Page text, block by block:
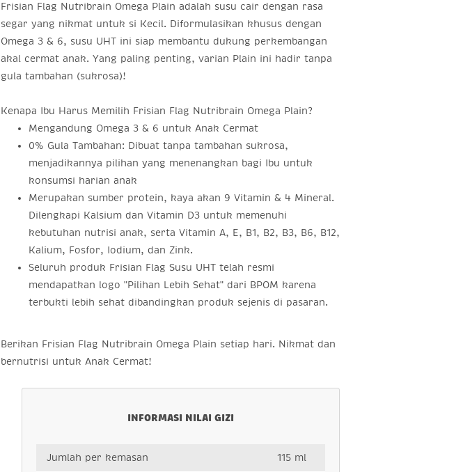
Frisian Flag Nutribrain Omega Plain adalah susu cair dengan rasa
segar yang nikmat untuk si Kecil. Diformulasikan khusus dengan
Omega 3 & 6, susu UHT ini siap membantu dukung perkembangan
akal cermat anak. Yang paling penting, varian Plain ini hadir tanpa
gula tambahan (sukrosa)!
Kenapa Ibu Harus Memilih Frisian Flag Nutribrain Omega Plain?
Mengandung Omega 3 & 6 untuk Anak Cermat
0% Gula Tambahan: Dibuat tanpa tambahan sukrosa,
menjadikannya pilihan yang menenangkan bagi Ibu untuk
konsumsi harian anak
Merupakan sumber protein, kaya akan 9 Vitamin & 4 Mineral.
Dilengkapi Kalsium dan Vitamin D3 untuk memenuhi
kebutuhan nutrisi anak, serta Vitamin A, E, B1, B2, B3, B6, B12,
Kalium, Fosfor, Iodium, dan Zink.
Seluruh produk Frisian Flag Susu UHT telah resmi
mendapatkan logo "Pilihan Lebih Sehat" dari BPOM karena
terbukti lebih sehat dibandingkan produk sejenis di pasaran.
Berikan Frisian Flag Nutribrain Omega Plain setiap hari. Nikmat dan
bernutrisi untuk Anak Cermat!
INFORMASI NILAI GIZI
Jumlah per kemasan 115 ml